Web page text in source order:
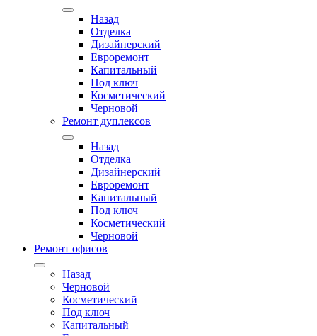
Назад
Отделка
Дизайнерский
Евроремонт
Капитальный
Под ключ
Косметический
Черновой
Ремонт дуплексов
Назад
Отделка
Дизайнерский
Евроремонт
Капитальный
Под ключ
Косметический
Черновой
Ремонт офисов
Назад
Черновой
Косметический
Под ключ
Капитальный